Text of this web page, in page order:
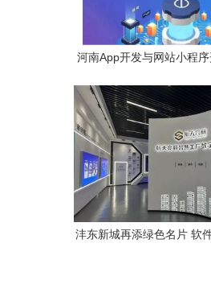
河南App开发与网站小程
沣东新城再添绿色名片 软